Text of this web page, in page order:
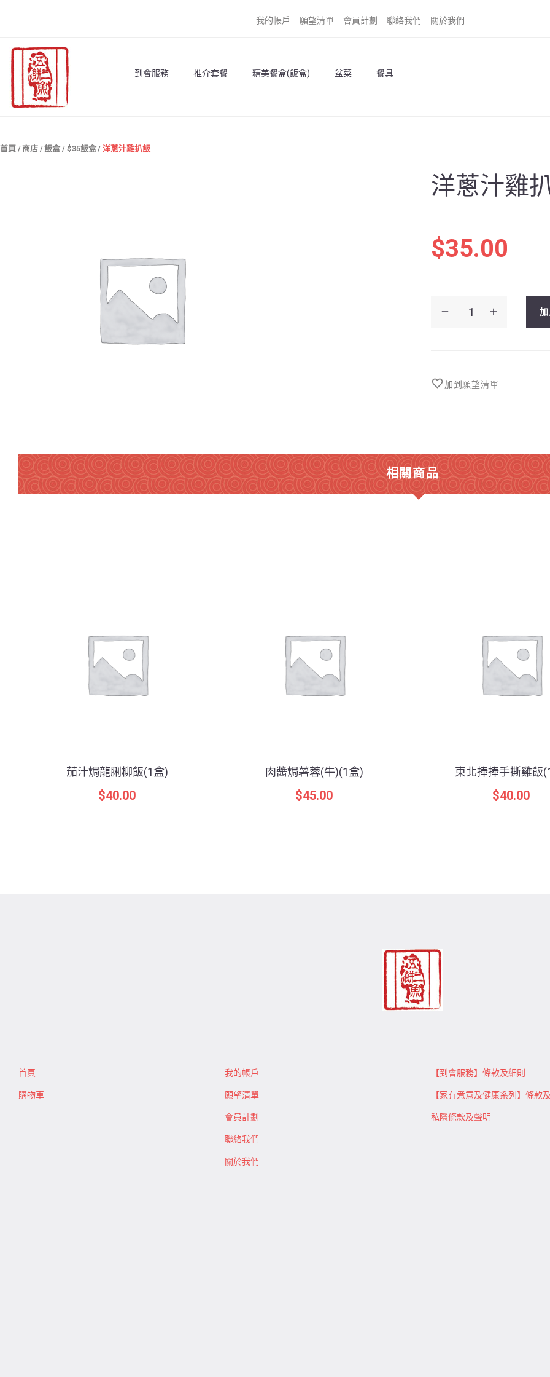
內
容
我的帳戶 願望清單 會員計劃 聯絡我們 關於我們
到會服務 推介套餐 精美餐盒(飯盒) 盆菜 餐具
首頁 /商店 /飯盒 / $35飯盒/ 洋蔥汁雞扒飯
洋蔥汁雞
$35.00
扒加到願望清單
相關商品
茄汁焗龍脷柳飯(1盒)
$40.00
肉醬焗薯蓉(牛)(1盒)
$45.00
東北捧捧手撕雞飯
$40.00
首頁
購物車
我的帳戶
願望清單
會員計劃
聯絡我們
關於我們
【到會服務】條款及細則
【家有煮意及健康系列】條款
私隱條款及聲明